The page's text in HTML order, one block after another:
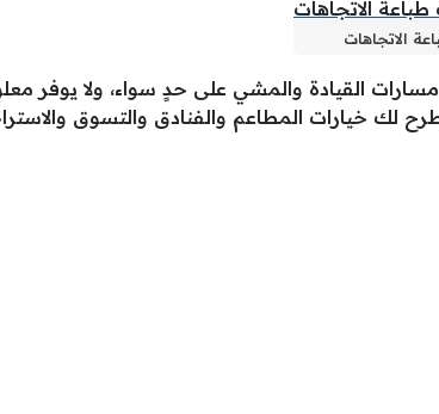
القيادة والمشي على حدٍ سواء، ولا يوفر
لك خيارات المطاعم والفنادق والتسوق